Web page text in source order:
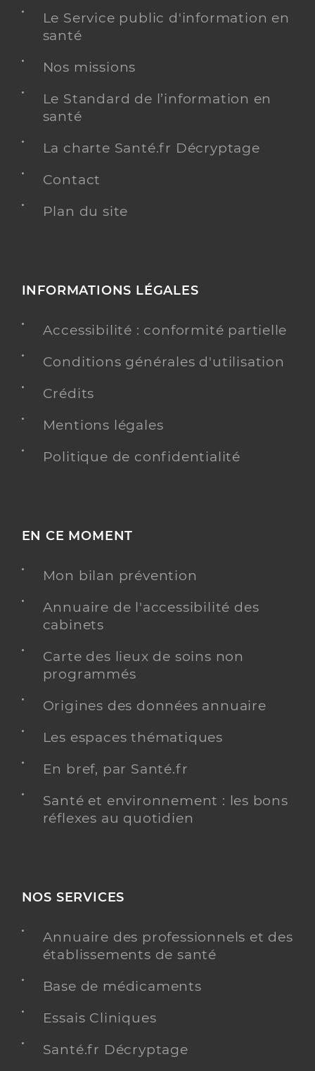
Le Service public d'information en
santé
Nos missions
Le Standard de l’information en
santé
La charte Santé.fr Décryptage
Contact
Plan du site
INFORMATIONS LÉGALES
Accessibilité : conformité partielle
Conditions générales d'utilisation
Crédits
Mentions légales
Politique de confidentialité
EN CE MOMENT
Mon bilan prévention
Annuaire de l'accessibilité des
cabinets
Carte des lieux de soins non
programmés
Origines des données annuaire
Les espaces thématiques
En bref, par Santé.fr
Santé et environnement : les bons
réflexes au quotidien
NOS SERVICES
Annuaire des professionnels et des
établissements de santé
Base de médicaments
Essais Cliniques
Santé.fr Décryptage